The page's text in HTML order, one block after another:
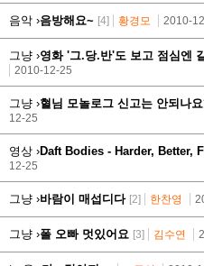
음악 ›음방해요~ [4] 황경모 2010-
그냥 ›영화 '그.당.반'도 보고 점심엔
2010-12-25
그냥 ›혈님 모놀로그 신고는 안되나
12-25
영상 ›Daft Bodies - Harder, Better,
12-25
그냥 ›바람이 매섭디다 [2] 한찬영
그냥 ›폴 오빠 멋있어요 [3] 김수연